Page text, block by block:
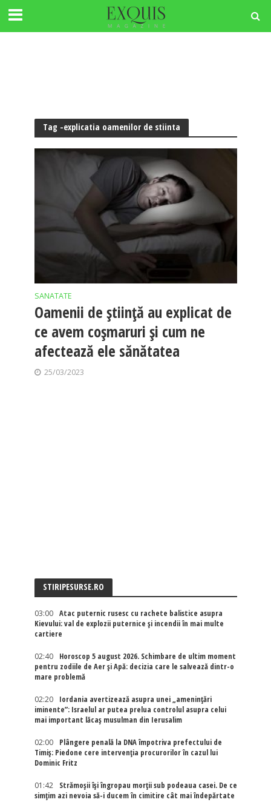
Tag -explicatia oamenilor de stiinta
SANATATE
Oamenii de știință au explicat de
ce avem coșmaruri și cum ne
afectează ele sănătatea
25/03/2023
STIRIPESURSE.RO
03:00
Atac puternic rusesc cu rachete balistice asupra
Kievului: val de explozii puternice și incendii în mai multe
cartiere
02:40
Horoscop 5 august 2026. Schimbare de ultim moment
pentru zodiile de Aer și Apă: decizia care le salvează dintr-o
mare problemă
02:20
Iordania avertizează asupra unei „amenințări
iminente”: Israelul ar putea prelua controlul asupra celui
mai important lăcaș musulman din Ierusalim
02:00
Plângere penală la DNA împotriva prefectului de
Timiș: Piedone cere intervenția procurorilor în cazul lui
Dominic Fritz
01:42
Strămoșii își îngropau morții sub podeaua casei. De ce
simțim azi nevoia să-i ducem în cimitire cât mai îndepărtate